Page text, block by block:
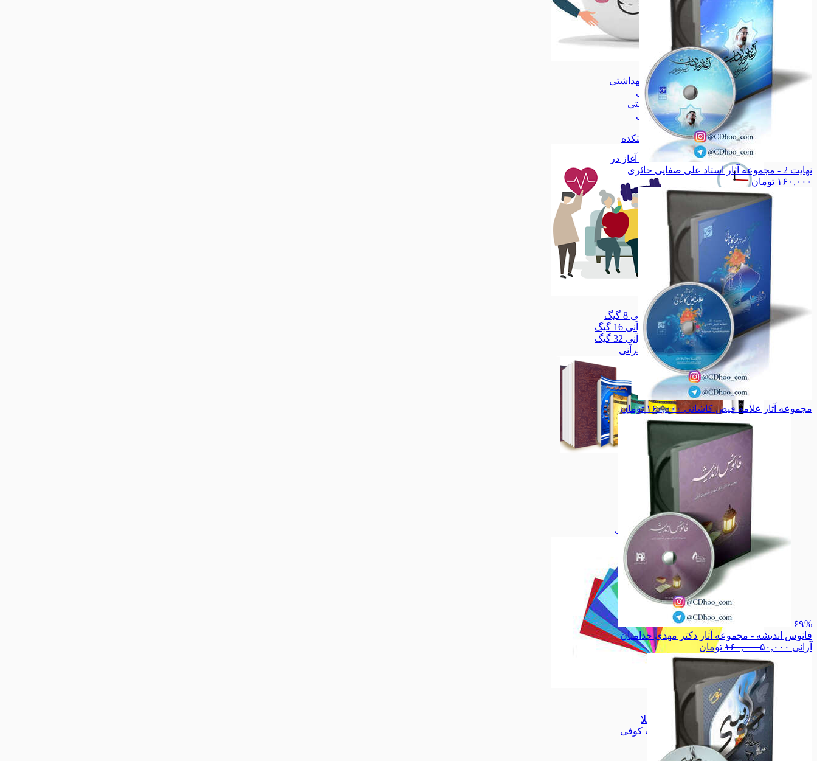
پیکسل پیکسل
آرایشی بهداشتی آرایشی بهداشتی
اقلام آرایشی اقلام آرایشی
اقلام بهداشتی
اقلام بهداشتی
داروی گیاهی داروی گیاهی
آرد و سویق آرد و سویق
همه دسته بندی های سلامتکده
سلامتکده سلامتکده
قلم قرآنی 8 گیگ
قلم قرآنی 8 گیگ
قلم قرآنی 16 گیگ
قلم قرآنی 16 گیگ
قلم قرآنی 32 گیگ
قلم قرآنی 32 گیگ
همه دسته بندی های قلم قرآنی
قلم قرآنی
قلم قرآنی
مذهبی مذهبی
خانواده
خانواده
دفاع مقدس
دفاع مقدس
اجتماعی
اجتماعی
سیاسی سیاسی
همه دسته بندی های فلش کارت
فلش کارت فلش کارت
تابلو کاشی
تابلو کاشی
مجموعه جلا
مجموعه جلا
مجموعه کوفی
مجموعه کوفی
میناکاری میناکاری
طرح ویژه
طرح ویژه
آغاز در
نهایت 2 - مجموعه آثار استاد علی صفایی حائری
۱۶۰,۰۰۰ تومان
مجموعه آثار علامه فیض کاشانی ۱۶۰,۰۰۰ تومان
۶۹%
فانوس اندیشه - مجموعه آثار دکتر مهدی خدامیان
آرانی
۱۶۰,۰۰۰۵۰,۰۰۰ تومان